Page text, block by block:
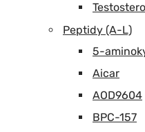
Peptidy (A-L)
5-
Aicar
AOD9604
BPC-157